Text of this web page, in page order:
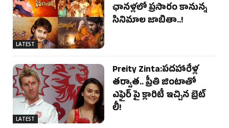
LATEST
ఛానళ్లలో ప్రసారం కానున్న
సినిమాల జాబితా..!
LATEST
Preity Zinta:పదహారేళ్ల
తర్వాత.. ప్రీతి జింటాతో
ఎఫైర్ పై క్లారిటీ ఇచ్చిన బ్రెట్
లీ!